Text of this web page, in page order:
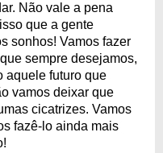
Não vale a pena
que a gente
sonhos! Vamos fazer
sempre desejamos,
aquele futuro que
vamos deixar que
cicatrizes. Vamos
fazê-lo ainda mais